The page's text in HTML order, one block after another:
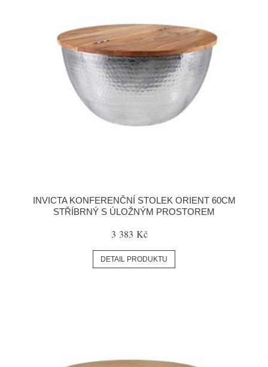
INVICTA KONFERENČNÍ STOLEK ORIENT 60CM
STŘÍBRNÝ S ÚLOŽNÝM PROSTOREM
3 383 Kč
DETAIL PRODUKTU